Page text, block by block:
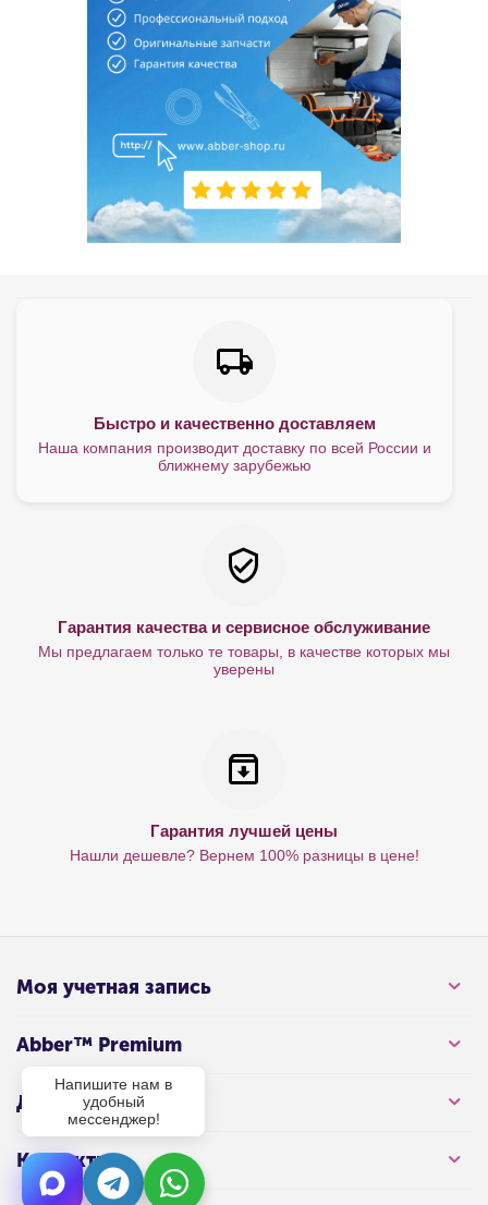
Быстро и качественно доставляем
Наша компания производит доставку по всей России и
ближнему зарубежью
Гарантия качества и сервисное обслуживание
Мы предлагаем только те товары, в качестве которых мы
уверены
Гарантия лучшей цены
Нашли дешевле? Вернем 100% разницы в цене!
Моя учетная запись
Abber™ Premium
Для клиента
Контакты
Напишите нам в
удобный
мессенджер!